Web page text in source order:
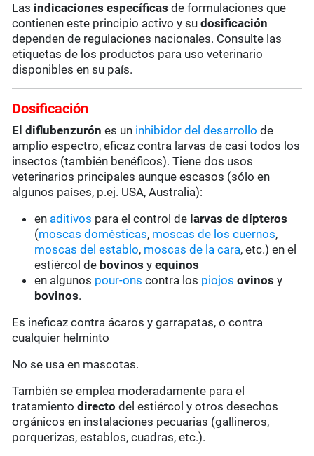
Las indicaciones específicasde formulaciones que
contienen este principio activo y sudosificación
dependen de regulaciones nacionales. Consulte las
etiquetas de los productos para uso veterinario
disponibles en su país.
Dosificación
El diflubenzurón es un inhibidor del desarrollo de
amplio espectro, eficaz contra larvas de casi todos los
insectos (también benéficos). Tiene dos usos
veterinarios principales aunque escasos (sólo en
algunos países, p.ej. USA, Australia):
en aditivos para el control de larvas de dípteros
(moscas domésticas, moscas de los cuernos,
moscas del establo, moscas de la cara, etc.) en el
estiércol de bovinos yequinos
en algunos pour-ons contra los piojos ovinos y
bovinos.
Es ineficaz contra ácaros y garrapatas, o contra
cualquier helminto
No se usa en mascotas.
También se emplea moderadamente para el
tratamientodirecto del estiércol y otros desechos
orgánicos en instalaciones pecuarias (gallineros,
porquerizas, establos, cuadras, etc.).